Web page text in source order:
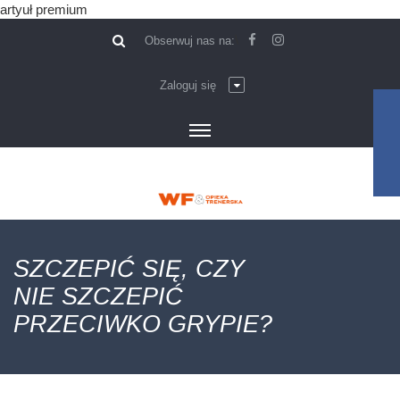
artyuł premium
Obserwuj nas na:
Zaloguj się
SZCZEPIĆ SIĘ, CZY
NIE SZCZEPIĆ
PRZECIWKO GRYPIE?